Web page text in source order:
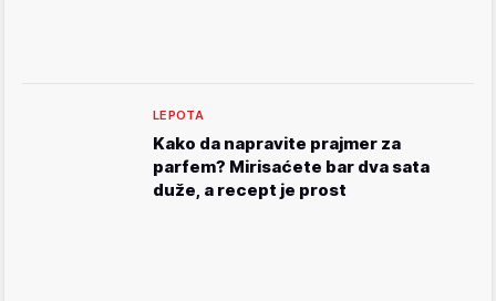
LEPOTA
Kako da napravite prajmer za
parfem? Mirisaćete bar dva sata
duže, a recept je prost